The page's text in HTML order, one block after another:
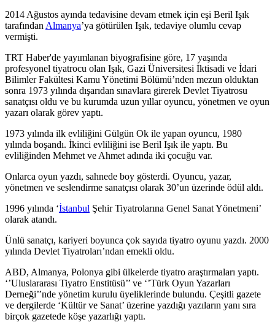
2014 Ağustos ayında tedavisine devam etmek için eşi Beril Işık
tarafından Almanya’ya götürülen Işık, tedaviye olumlu cevap
vermişti.
TRT Haber'de yayımlanan biyografisine göre, 17 yaşında
profesyonel tiyatrocu olan Işık, Gazi Üniversitesi İktisadi ve İdari
Bilimler Fakültesi Kamu Yönetimi Bölümü’nden mezun olduktan
sonra 1973 yılında dışarıdan sınavlara girerek Devlet Tiyatrosu
sanatçısı oldu ve bu kurumda uzun yıllar oyuncu, yönetmen ve oyun
yazarı olarak görev yaptı.
1973 yılında ilk evliliğini Gülgün Ok ile yapan oyuncu, 1980
yılında boşandı. İkinci evliliğini ise Beril Işık ile yaptı. Bu
evliliğinden Mehmet ve Ahmet adında iki çocuğu var.
Onlarca oyun yazdı, sahnede boy gösterdi. Oyuncu, yazar,
yönetmen ve seslendirme sanatçısı olarak 30’un üzerinde ödül aldı.
1996 yılında ‘İstanbul Şehir Tiyatrolarına Genel Sanat Yönetmeni’
olarak atandı.
Ünlü sanatçı, kariyeri boyunca çok sayıda tiyatro oyunu yazdı. 2000
yılında Devlet Tiyatroları’ndan emekli oldu.
ABD, Almanya, Polonya gibi ülkelerde tiyatro araştırmaları yaptı.
‘’Uluslararası Tiyatro Enstitüsü’’ ve ‘’Türk Oyun Yazarları
Derneği’’nde yönetim kurulu üyeliklerinde bulundu. Çeşitli gazete
ve dergilerde ‘Kültür ve Sanat’ üzerine yazdığı yazıların yanı sıra
birçok gazetede köşe yazarlığı yaptı.